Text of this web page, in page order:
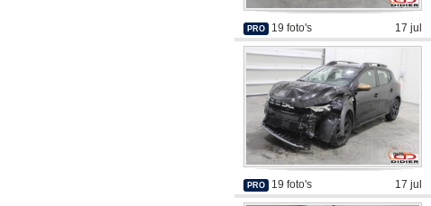
PRO 19 foto's 17 jul
PRO 19 foto's 17 jul